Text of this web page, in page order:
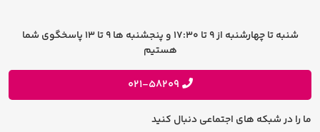
شرایط و قوانین
فرصت های شغلی
پیشنهادات و انتقادات
شنبه تا چهارشنبه از 9 تا 17:30 و پنجشنبه ها 9 تا 13 پاسخگوی شما
هستیم
021-58209
ما را در شبکه های اجتماعی دنبال کنید